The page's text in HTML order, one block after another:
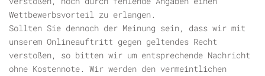
Wettbewerbsvorteil zu erlangen.
Sollten Sie dennoch der Meinung sein, dass wir mit
unserem Onlineauftritt gegen geltendes Recht
verstoßen, so bitten wir um entsprechende Nachricht
ohne Kostennote. Wir werden den vermeintlichen